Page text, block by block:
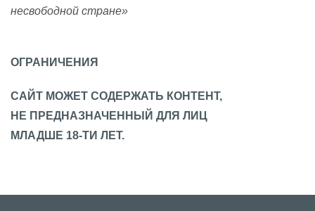
несвободной стране»
ОГРАНИЧЕНИЯ
САЙТ МОЖЕТ СОДЕРЖАТЬ КОНТЕНТ,
НЕ ПРЕДНАЗНАЧЕННЫЙ ДЛЯ ЛИЦ
МЛАДШЕ 18-ТИ ЛЕТ.